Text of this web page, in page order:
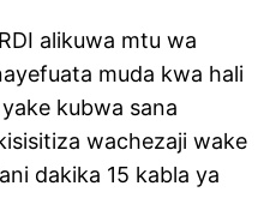
alikuwa mtu wa
muda kwa hali
kubwa sana
wachezaji wake
dakika 15 kabla ya